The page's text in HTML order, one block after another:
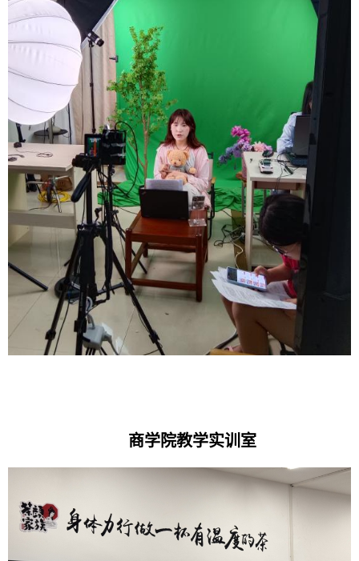
商学院教学实训室